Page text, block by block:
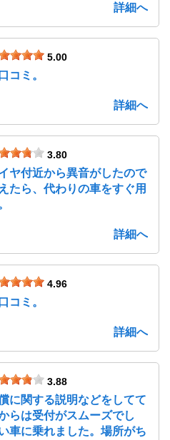
詳細へ
5.00
コミ。
詳細へ
3.80
ヤ付近から異音がしたので
たら、代わりの車をすぐ用
詳細へ
4.96
コミ。
詳細へ
3.88
に関する説明などをしてて
らは受付がスムーズでし
車に乗れました。場所がち